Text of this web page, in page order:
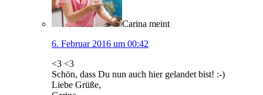
Carina meint
6. Februar 2016 um 00:42
<3 <3
Schön, dass Du nun auch hier gelandet bist! :-)
Liebe Grüße,